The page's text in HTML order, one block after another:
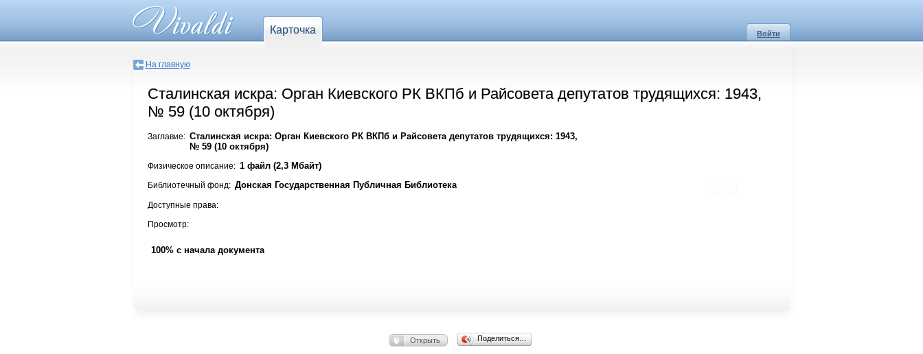
Карточка Войти
На главную
Сталинская искра: Орган Киевского РК ВКПб и Райсовета депутатов трудящихся: 1943,
№ 59 (10 октября)
Заглавие: Сталинская искра: Орган Киевского РК ВКПб и Райсовета депутатов трудящихся: 1943,
№ 59 (10 октября)
Физическое описание: 1 файл (2,3 Мбайт)
Библиотечный фонд: Донская Государственная Публичная Библиотека
Доступные права:
Просмотр:
100% с начала документа
Открыть Поделиться…